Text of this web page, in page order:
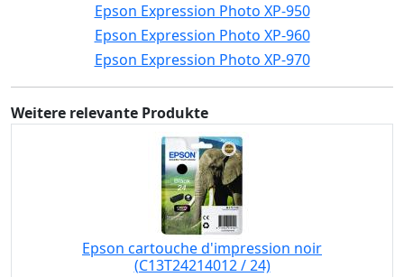
Epson Expression Photo XP-950
Epson Expression Photo XP-960
Epson Expression Photo XP-970
Weitere relevante Produkte
Epson cartouche d'impression noir
(C13T24214012 / 24)